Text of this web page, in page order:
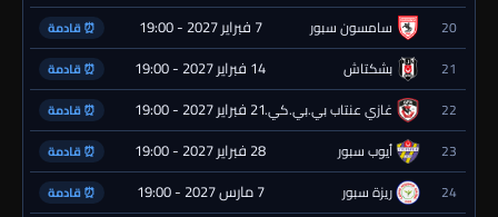
20 سامسون سبور 7 فبراير 2027 - 19:00 ⏰ قادمة
21 بشكتاش 14 فبراير 2027 - 19:00 ⏰ قادمة
22 غازي عنتاب بي.بي.كي.21 فبراير 2027 - 19:00 ⏰ قادمة
23 أيوب سبور 28 فبراير 2027 - 19:00 ⏰ قادمة
24 ريزة سبور 7 مارس 2027 - 19:00 ⏰ قادمة